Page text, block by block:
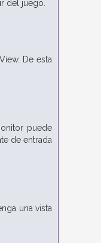
del juego.
De esta
puede
de entrada
una vista